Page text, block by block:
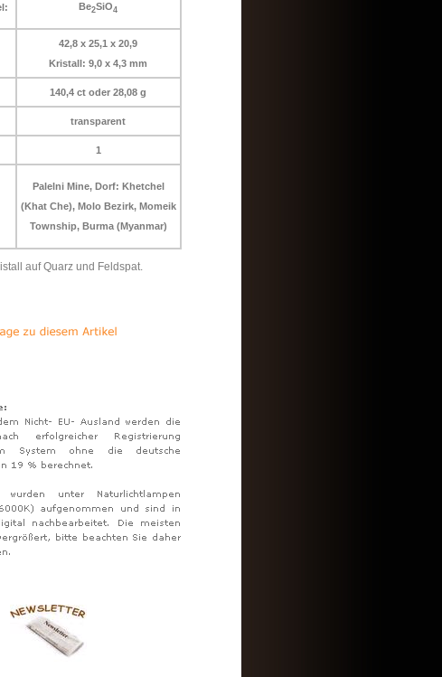
Be2SiO4
42,8 x 25,1 x 20,9
Kristall: 9,0 x 4,3 mm
140,4 ct oder 28,08 g
transparent
1
Palelni Mine, Dorf: Khetchel
(Khat Che), Molo Bezirk, Momeik
Township, Burma (Myanmar)
auf Quarz und Feldspat.